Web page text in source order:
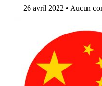
26 avril 2022
Aucun